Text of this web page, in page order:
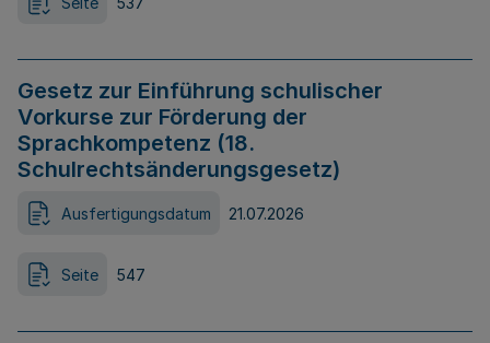
Gesetz zur Einführung schulischer
Vorkurse zur Förderung der
Sprachkompetenz (18.
Schulrechtsänderungsgesetz)
Ausfertigungsdatum 21.07.2026
Seite 547